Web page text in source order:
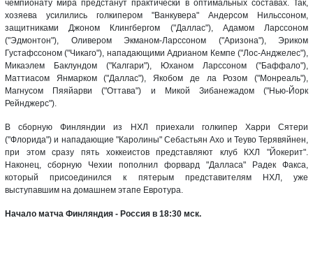
чемпионату мира предстанут практически в оптимальных составах. Так,
хозяева усилились голкипером "Ванкувера" Андерсом Нильссоном,
защитниками Джоном Клингбергом ("Даллас"), Адамом Ларссоном
("Эдмонтон"), Оливером Экманом-Ларссоном ("Аризона"), Эриком
Густафссоном ("Чикаго"), нападающими Адрианом Кемпе ("Лос-Анджелес"),
Микаэлем Баклундом ("Калгари"), Юханом Ларссоном ("Баффало"),
Маттиасом Янмарком ("Даллас"), Якобом де ла Розом ("Монреаль"),
Магнусом Пяяйарви ("Оттава") и Микой Зибанежадом ("Нью-Йорк
Рейнджерс").
В сборную Финляндии из НХЛ приехали голкипер Харри Сятери
("Флорида") и нападающие "Каролины" Себастьян Ахо и Теуво Терявяйнен,
при этом сразу пять хоккеистов представляют клуб КХЛ "Йокерит".
Наконец, сборную Чехии пополнил форвард "Далласа" Радек Факса,
который присоединился к пятерым представителям НХЛ, уже
выступавшим на домашнем этапе Евротура.
Начало матча Финляндия - Россия в 18:30 мск.